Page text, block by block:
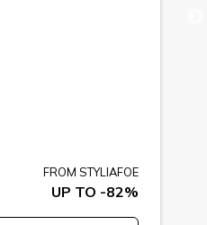
FROM STYLIAFOE
UP TO -82%